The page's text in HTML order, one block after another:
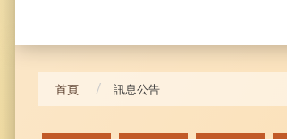
首頁 訊息公告